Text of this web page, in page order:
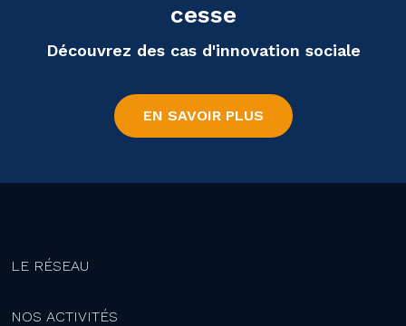
cesse
Découvrez des cas d'innovation sociale
EN SAVOIR PLUS
LE RÉSEAU
NOS ACTIVITÉS